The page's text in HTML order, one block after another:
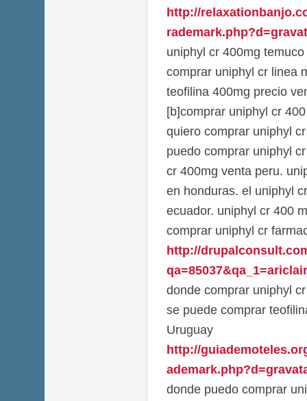
http://
uniphyl cr 400mg
comprar uniphyl cr linea
teofilina 400mg precio
[b]comprar uniphyl cr
quiero comprar uniphyl
puedo comprar uniphyl
cr 400mg venta peru.
en honduras. el uniphyl
ecuador. uniphyl cr 400
comprar uniphyl cr
http://
donde comprar uniphyl
se puede comprar
Uruguay
http://
donde puedo comprar